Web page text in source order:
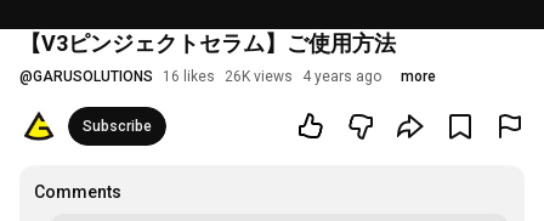
【V3ピンジェクトセラム】ご使用方法
@GARUSOLUTIONS 16 likes 26K views 4 years ago more
Subscribe
Comments